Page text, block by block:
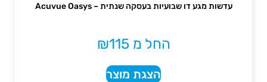
עדשות מגע דו שבועיות בעסקה שנתית – Acuvue Oasys
החל מ ₪115
הצגת מוצר